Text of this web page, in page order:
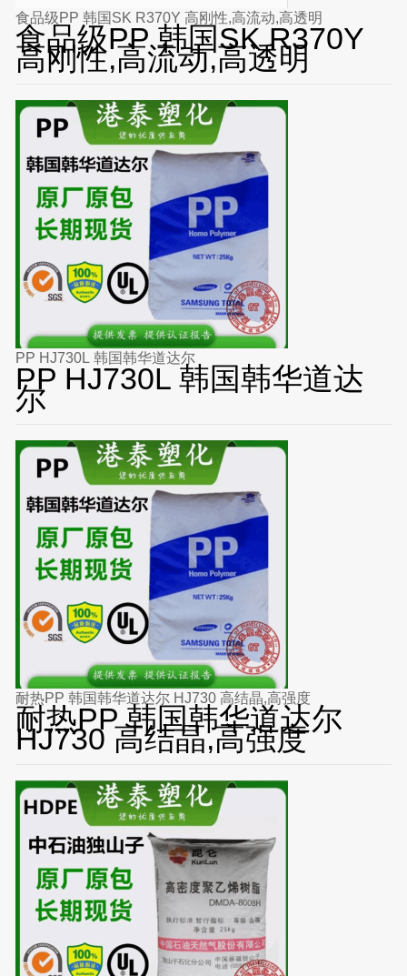
食品级PP 韩国SK R370Y 高刚性,高流动,高透明
食品级PP 韩国SK R370Y
高刚性,高流动,高透明
PP HJ730L 韩国韩华道达尔
PP HJ730L 韩国韩华道达
尔
耐热PP 韩国韩华道达尔 HJ730 高结晶,高强度
耐热PP 韩国韩华道达尔
HJ730 高结晶,高强度